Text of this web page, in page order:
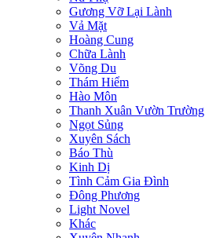
Gương Vỡ Lại Lành
Vả Mặt
Hoàng Cung
Chữa Lành
Võng Du
Thám Hiểm
Hào Môn
Thanh Xuân Vườn Trường
Ngọt Sủng
Xuyên Sách
Báo Thù
Kinh Dị
Tình Cảm Gia Đình
Đông Phương
Light Novel
Khác